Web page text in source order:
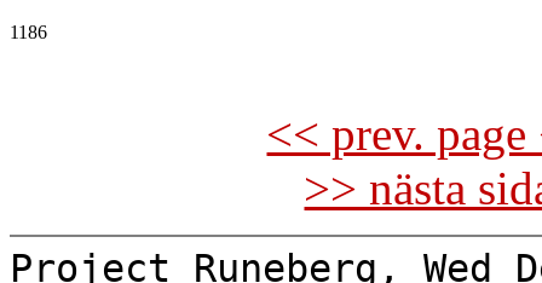
1186
<< prev.
>> nästa
Project Runeberg, Wed